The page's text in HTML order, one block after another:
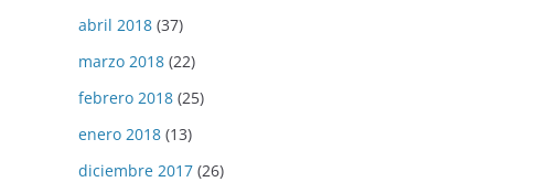
abril 2018 (37)
marzo 2018 (22)
febrero 2018 (25)
enero 2018 (13)
diciembre 2017 (26)